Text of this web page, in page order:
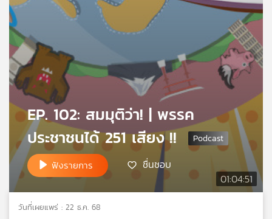
เกี่ยว
กับ
เรา
เครือ
ข่าย
วิทยุ
ไทย
บี
เอส
แผนที่
01:04:51
EP. 102: สมมุติว่า! | พรรค
ประชาชนได้ 251 เสียง !!
ฟังรายการ ชื่นชอบ
วันที่เผยแพร่ : 22 ธ.ค. 68